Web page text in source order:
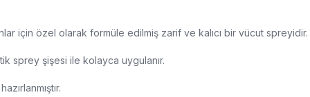
için özel olarak formüle edilmiş zarif ve kalıcı bir vücut spreyidir.
sprey şişesi ile kolayca uygulanır.